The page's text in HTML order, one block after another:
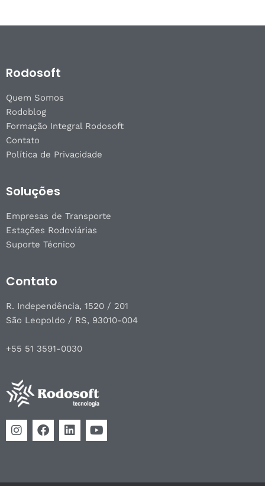
Rodosoft
Quem Somos
Rodoblog
Formação Integral Rodosoft
Contato
Política de Privacidade
Soluções
Empresas de Transporte
Estações Rodoviárias
Suporte Técnico
Contato
R. Independência, 1520 / 201
São Leopoldo / RS, 93010-004
+55 51 3591-0030